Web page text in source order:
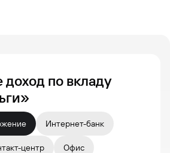
доход по вкладу
Интернет-банк
центр Офис